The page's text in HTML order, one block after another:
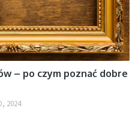
– po czym poznać dobre
2024